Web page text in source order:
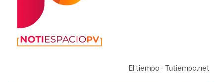
El tiempo - Tutiempo.net